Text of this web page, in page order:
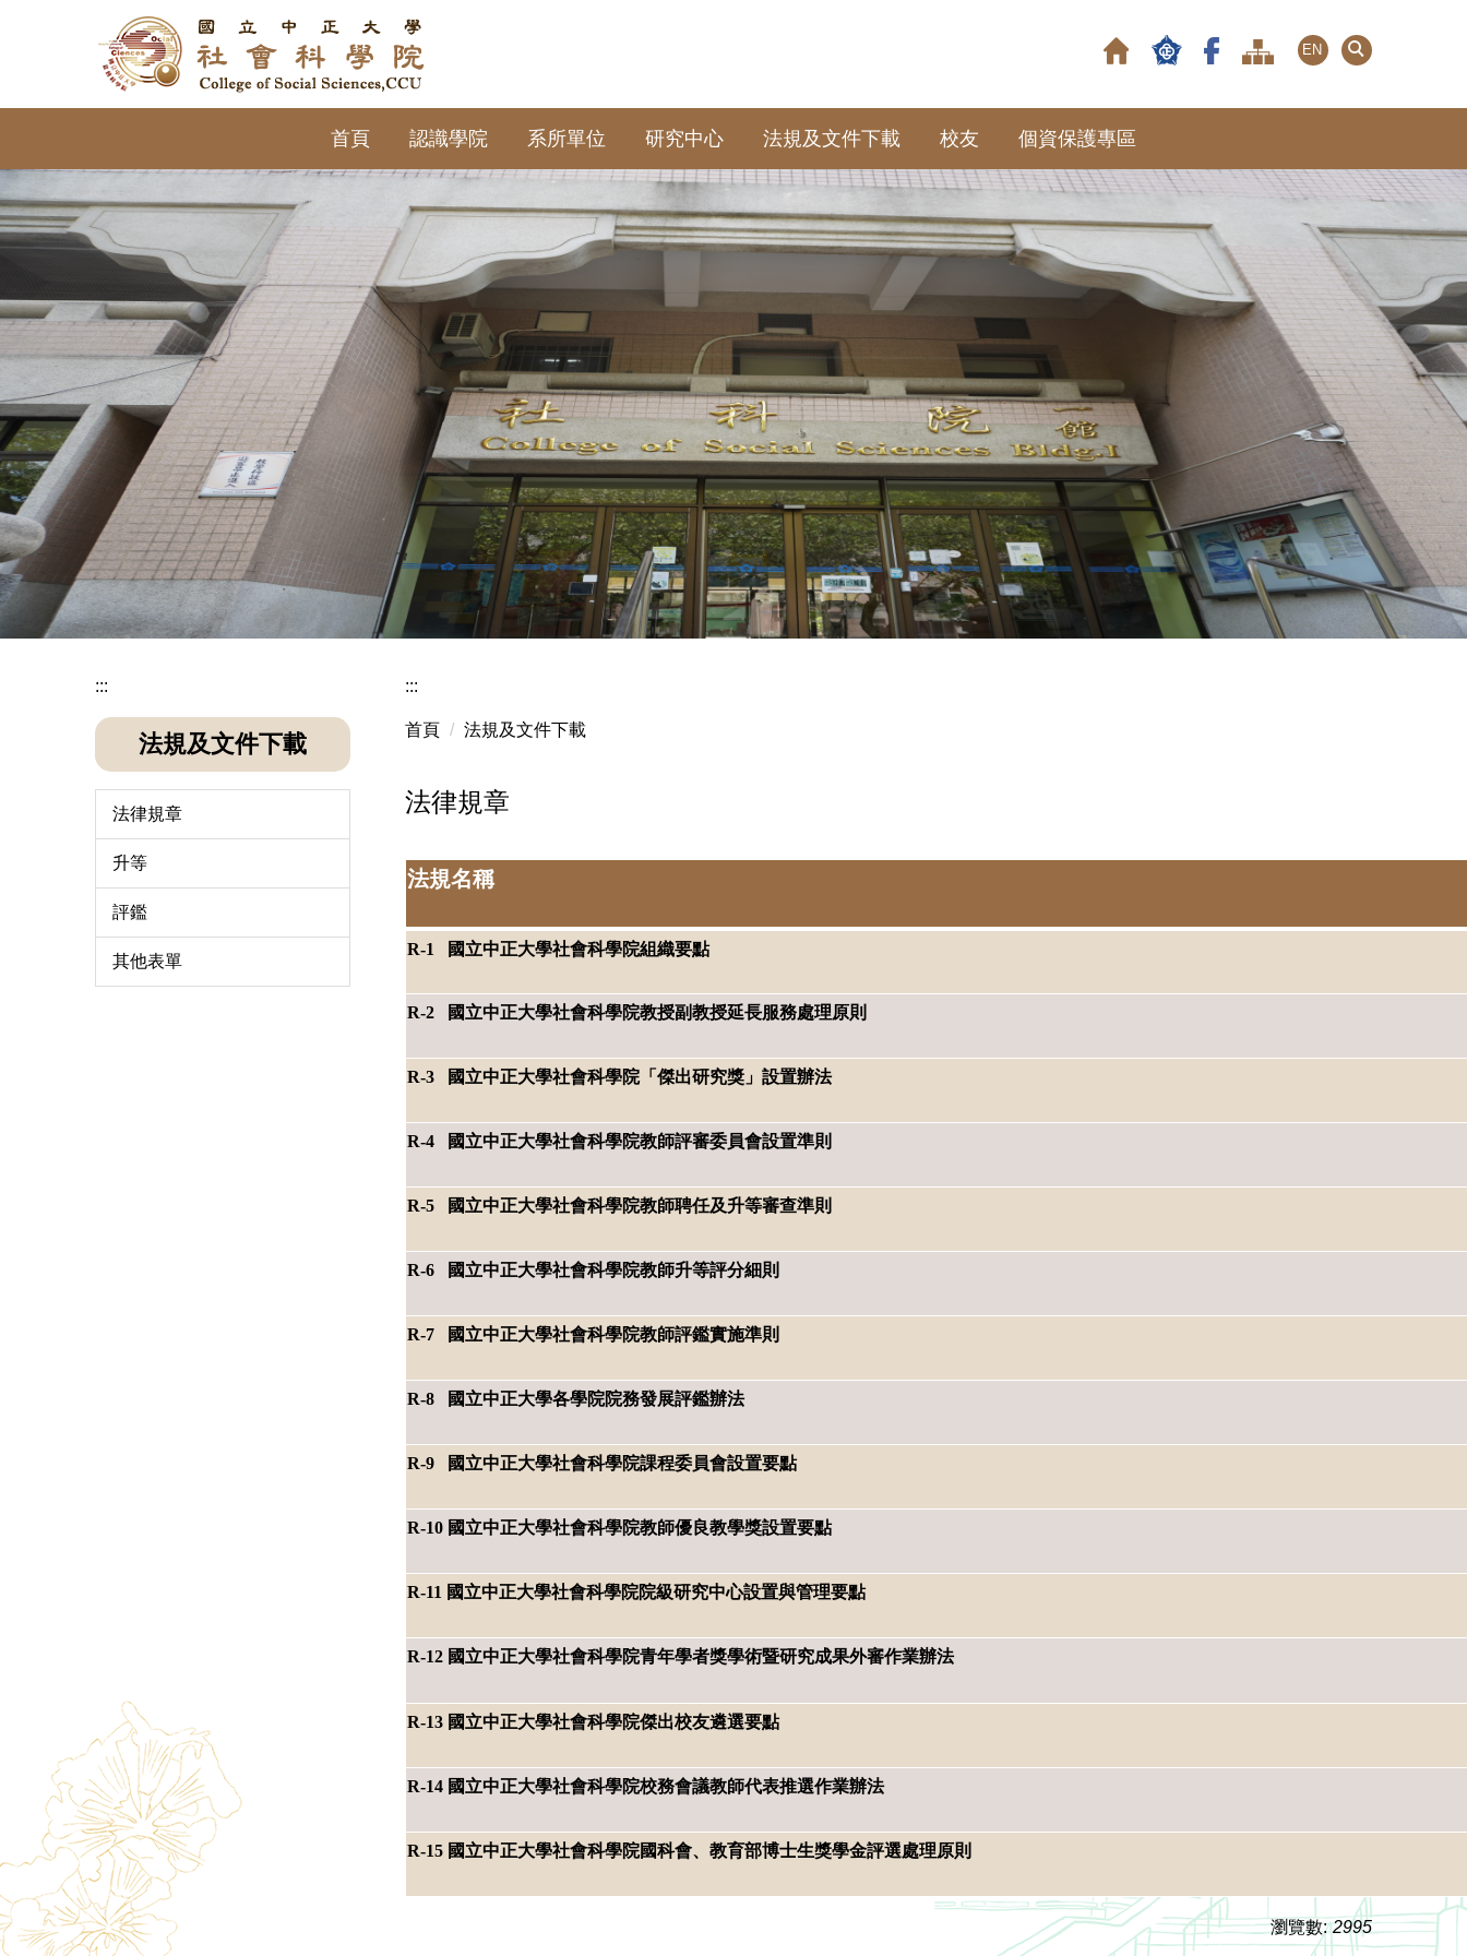
區
EN
首頁 認識學院 系所單位 研究中心 法規及文件下載 校友 個資保護專區
:::
法規及文件下載
法律規章
升等
評鑑
其他表單
:::
首頁 法規及文件下載
法律規章
法規名稱
R-1 國立中正大學社會科學院組織要點
R-2 國立中正大學社會科學院教授副教授延長服務處理原則
R-3 國立中正大學社會科學院「傑出研究獎」設置辦法
R-4 國立中正大學社會科學院教師評審委員會設置準則
R-5 國立中正大學社會科學院教師聘任及升等審查準則
R-6 國立中正大學社會科學院教師升等評分細則
R-7 國立中正大學社會科學院教師評鑑實施準則
R-8 國立中正大學各學院院務發展評鑑辦法
R-9 國立中正大學社會科學院課程委員會設置要點
R-10 國立中正大學社會科學院教師優良教學獎設置要點
R-11 國立中正大學社會科學院院級研究中心設置與管理要點
R-12 國立中正大學社會科學院青年學者獎學術暨研究成果外審作業辦法
R-13 國立中正大學社會科學院傑出校友遴選要點
R-14 國立中正大學社會科學院校務會議教師代表推選作業辦法
R-15 國立中正大學社會科學院國科會、教育部博士生獎學金評選處理原則
瀏覽數: 2995